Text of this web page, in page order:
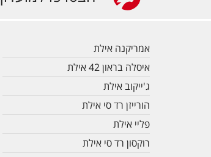
אמריקנה אילת
איסלה בראון 42 אילת
ג'ייקוב אילת
הורייזן רד סי אילת
פליי אילת
רוקסון רד סי אילת